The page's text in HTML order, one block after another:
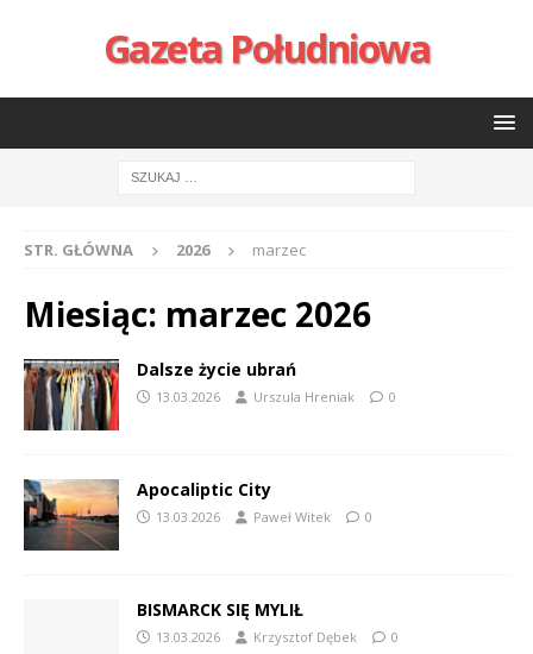
Gazeta Południowa
STR. GŁÓWNA 2026 marzec
Miesiąc: marzec 2026
Dalsze życie ubrań
13.03.2026 Urszula Hreniak 0
Apocaliptic City
13.03.2026 Paweł Witek 0
BISMARCK SIĘ MYLIŁ
13.03.2026 Krzysztof Dębek 0